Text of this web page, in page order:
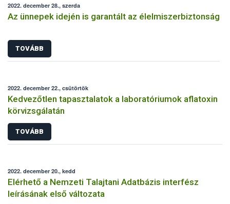
2022. december 28., szerda
Az ünnepek idején is garantált az élelmiszerbiztonság
TOVÁBB
2022. december 22., csütörtök
Kedvezőtlen tapasztalatok a laboratóriumok aflatoxin
körvizsgálatán
TOVÁBB
2022. december 20., kedd
Elérhető a Nemzeti Talajtani Adatbázis interfész
leírásának első változata